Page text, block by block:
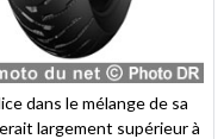
dans le mélange de sa
largement supérieur à